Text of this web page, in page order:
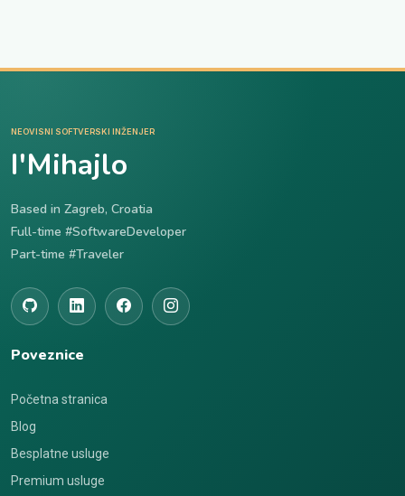
NEOVISNI SOFTVERSKI INŽENJER
I'Mihajlo
Based in Zagreb, Croatia
Full-time #SoftwareDeveloper
Part-time #Traveler
Poveznice
Početna stranica
Blog
Besplatne usluge
Premium usluge